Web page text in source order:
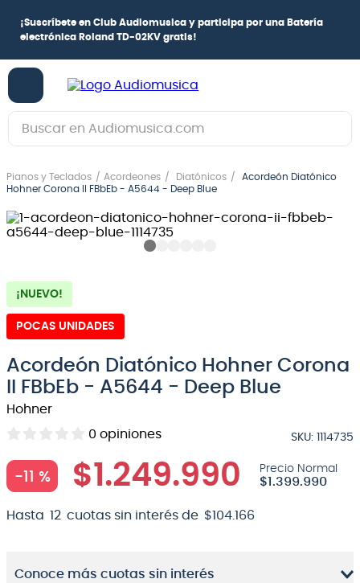
¡Suscríbete en Club Audiomusica y participa por una Batería
electrónica Roland TD-02KV gratis!
Buscar en Audiomusica.com
Pianos y Teclados Acordeones Diatónicos
Acordeón Diatónico
Hohner Corona II FBbEb - A5644 - Deep Blue
¡NUEVO!
POCAS UNIDADES
Acordeón Diatónico Hohner Corona
II FBbEb - A5644 - Deep Blue
Hohner
0 opiniones SKU: 1114735
-11 % $1 .249.990 $1 .399.990
Hasta 12 cuotas sin interés de $104166
Conoce más cuotas sin interés
1.
guitarra electrica
2.
bajo
guitarra electroacústica
5.
amplificador
6.
teclado
guitarra
8.
micrófono
9.
bateria